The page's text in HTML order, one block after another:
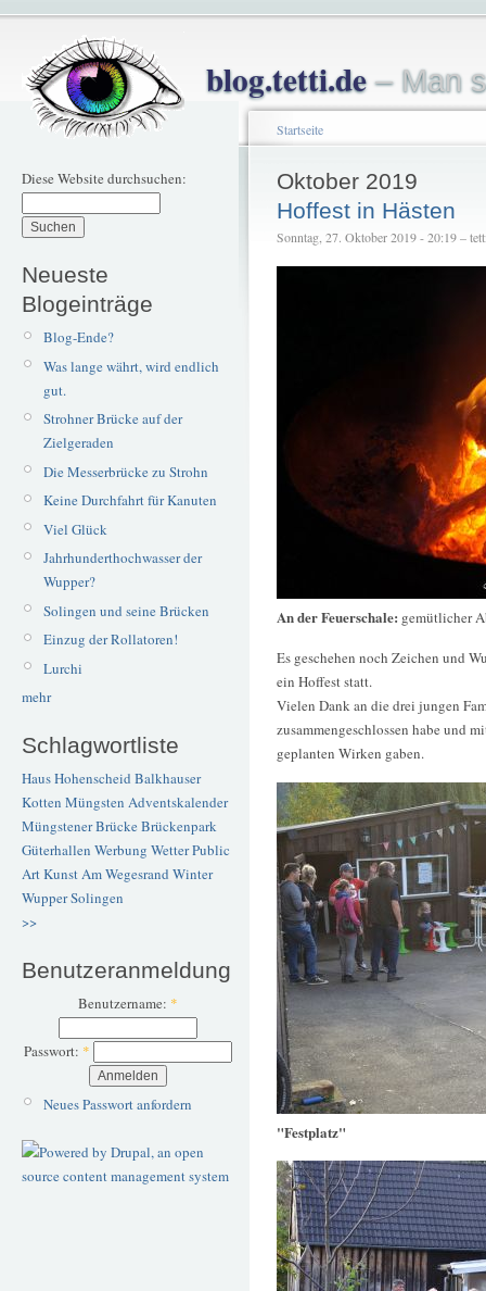
blog.tetti.de– Man
Diese Website durchsuchen:
Neueste
Blogeinträge
Blog-Ende?
Was lange währt, wird endlich
gut.
Strohner Brücke auf der
Zielgeraden
Die Messerbrücke zu Strohn
Keine Durchfahrt für Kanuten
Viel Glück
Jahrhunderthochwasser der
Wupper?
Solingen und seine Brücken
Einzug der Rollatoren!
Lurchi
mehr
Schlagwortliste
Haus Hohenscheid Balkhauser
Kotten Müngsten Adventskalender
Müngstener BrückeBrückenpark
Güterhallen Werbung WetterPublic
ArtKunstAm Wegesrand Winter
WupperSolingen
>>
Benutzeranmeldung
Benutzername: *
Passwort: *
Neues Passwort anfordern
Startseite
Oktober 2019
Hoffest in Hästen
Sonntag, 27. Oktober 2019 - 20:19 –
An der Feuerschale: gemütlicher
Es geschehen noch Zeichen und
ein Hoffest statt.
Vielen Dank an die drei jungen
zusammengeschlossen habe und
geplanten Wirken gaben.
"Festplatz"